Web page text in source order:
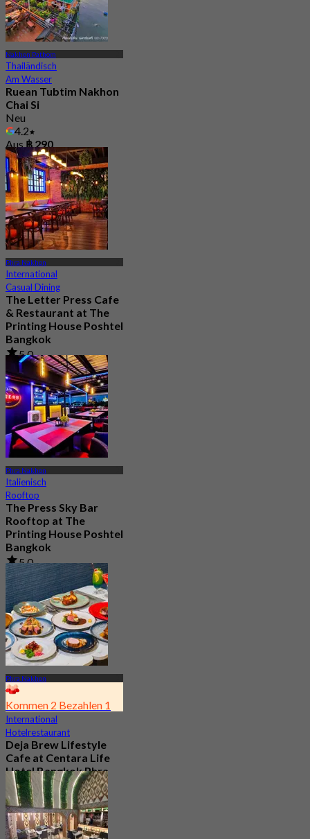
Nakhon Pathom
Thailändisch
Am Wasser
Ruean Tubtim Nakhon
Chai Si
Neu
4.2
Aus฿ 290
Phra Nakhon
International
Casual Dining
The Letter Press Cafe
& Restaurant at The
Printing House Poshtel
Bangkok
5.0
39 Gebucht
Aus฿ 622.5
Phra Nakhon
Italienisch
Rooftop
The Press Sky Bar
Rooftop at The
Printing House Poshtel
Bangkok
5.0
204 Gebucht
Aus฿ 622.5
Phra Nakhon
Kommen 2 Bezahlen 1
International
Hotelrestaurant
Deja Brew Lifestyle
Cafe at Centara Life
Hotel Bangkok Phra
Nakhon
4.7
13.3K Gebucht
Aus฿ 129